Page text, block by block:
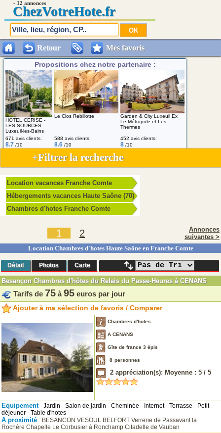
Location vacances Franche Comte
Hébergements vacances Haute Saône (70)
Chambres d'hotes Franche Comte
1 2
Annonces
suivantes >
Location Chambres d'hotes Haute Saône en Franche Comte
Détail Photos Carte
Besançon Chambres d'hôtes du Relais du Passe-Heures à CENANS
Tarifs de 75 à 95 euros par jour
Ajouter à ma sélection de favoris / Comparer
Chambres d'hotes
A CENANS
Gîte de france 3 épis
8 personnes
2 appréciation(s): Moyenne : 5 / 5
Equipement
Jardin - Salon de jardin - Cheminée - Internet - Terrasse - Petit
déjeuner - Table d'hotes -
A proximité BESANCON VESOUL BELFORT Verrerie de Passavant la
Rochère Chapelle Le Corbusier à Ronchamp Citadelle de Vauban
Retour Mes favoris
- 12 annonces
ChezVotreHote.fr
Propositions chez notre partenaire :
HOTEL CERISE -
LES SOURCES
Luxeuil-les-Bains
Le Clos Rebillotte
Garden & City Luxeuil Ex
Le Métropole et Les
Thermes
671 avis clients:
8.7 /10
588 avis clients:
8.6 /10
452 avis clients:
8 /10
+Filtrer la recherche